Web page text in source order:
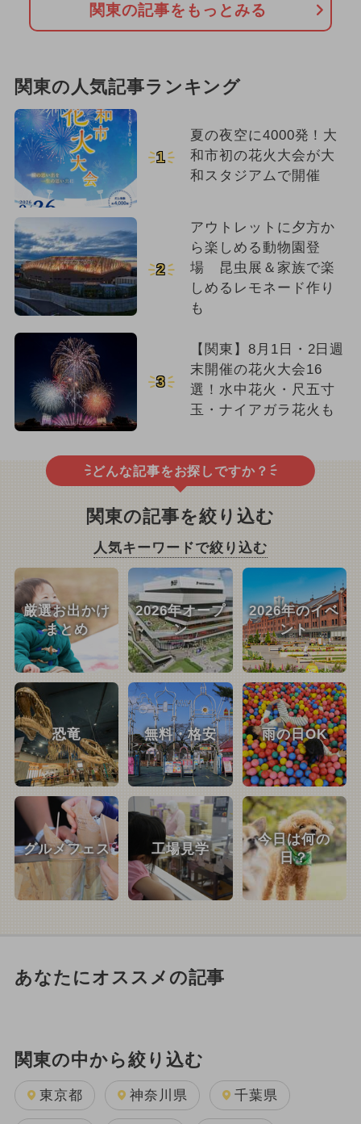
関東の記事をもっとみる
関東の人気記事ランキング
1
夏の夜空に4000発！大
和市初の花火大会が大
和スタジアムで開催
2
アウトレットに夕方か
ら楽しめる動物園登
場 昆虫展＆家族で楽
しめるレモネード作り
も
3
【関東】8月1日・2日週
末開催の花火大会16
選！水中花火・尺五寸
玉・ナイアガラ花火も
どんな記事をお探しですか？
関東の記事を絞り込む
人気キーワードで絞り込む
厳選お出かけ
まとめ
2026年オープ
ン
2026年のイベ
ント
恐竜 無料・格安 雨の日OK
グルメフェス 工場見学
今日は何の
日？
あなたにオススメの記事
関東の中から絞り込む
東京都 神奈川県 千葉県